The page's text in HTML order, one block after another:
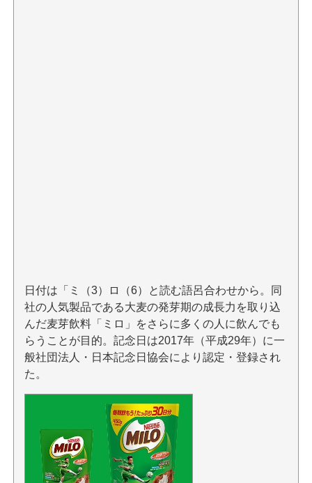
日付は「ミ（3）ロ（6）と読む語呂合わせから。同
社の人気製品である大麦の発芽期の成長力を取り込
んだ麦芽飲料「ミロ」をさらに多くの人に飲んでも
らうことが目的。記念日は2017年（平成29年）に一
般社団法人・日本記念日協会により認定・登録され
た。